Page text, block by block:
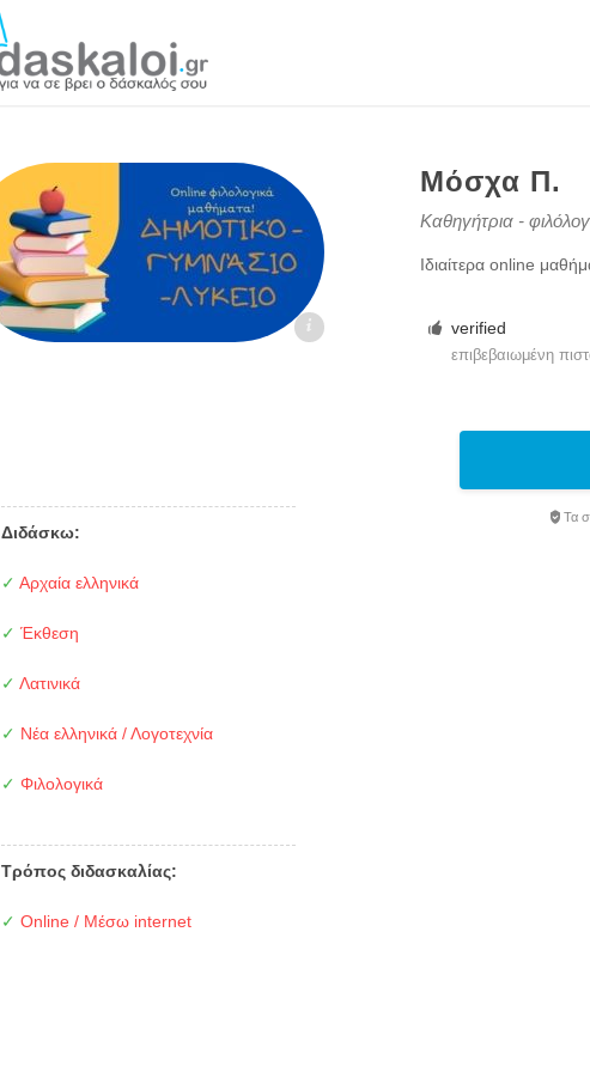
Μόσχα Π. - daskaloi.gr
Μόσχα Π.
Καθηγήτρια -
Ιδιαίτερα online
verified
επιβεβαιωμένη
Διδάσκω:
✓ Αρχαία ελληνικά
✓ Έκθεση
✓ Λατινικά
✓ Νέα ελληνικά / Λογοτεχνία
✓ Φιλολογικά
Τρόπος διδασκαλίας:
✓ Online / Μέσω internet
Τα